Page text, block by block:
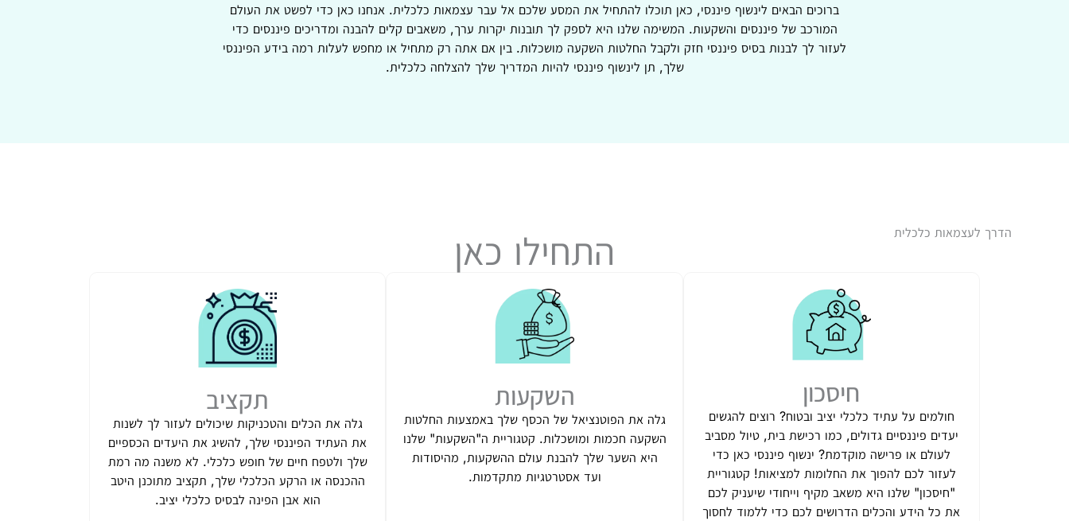
ברוכים הבאים לינשוף פיננסי, כאן תוכלו להתחיל את המסע שלכם אל עבר עצמאות כלכלית. אנחנו כאן כדי לפשט את העולם
המורכב של פיננסים והשקעות. המשימה שלנו היא לספק לך תובנות יקרות ערך, משאבים קלים להבנה ומדריכים פיננסים כדי
לעזור לך לבנות בסיס פיננסי חזק ולקבל החלטות השקעה מושכלות. בין אם אתה רק מתחיל או מחפש לעלות רמה בידע הפיננסי
שלך, תן לינשוף פיננסי להיות המדריך שלך להצלחה כלכלית.
הדרך לעצמאות כלכלית התחילו כאן
חיסכון
חולמים על עתיד כלכלי יציב ובטוח? רוצים להגשים
יעדים פיננסיים גדולים, כמו רכישת בית, טיול מסביב
לעולם או פרישה מוקדמת? ינשוף פיננסי כאן כדי
לעזור לכם להפוך את החלומות למציאות! קטגוריית
"חיסכון" שלנו היא משאב מקיף וייחודי שיעניק לכם
את כל הידע והכלים הדרושים לכם כדי ללמוד לחסוך
השקעות
גלה את הפוטנציאל של הכסף שלך באמצעות החלטות
השקעה חכמות ומושכלות. קטגוריית ה"השקעות" שלנו
היא השער שלך להבנת עולם ההשקעות, מהיסודות
ועד אסטרטגיות מתקדמות.
תקציב
גלה את הכלים והטכניקות שיכולים לעזור לך לשנות
את העתיד הפיננסי שלך, להשיג את היעדים הכספיים
שלך ולטפח חיים של חופש כלכלי. לא משנה מה רמת
ההכנסה או הרקע הכלכלי שלך, תקציב מתוכנן היטב
הוא אבן הפינה לבסיס כלכלי יציב.